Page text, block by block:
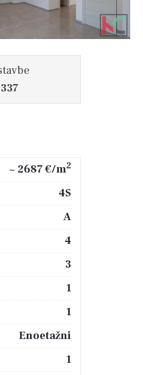
~ 2687 €/m2
4S
A
4
3
1
1
Enoetažni
1